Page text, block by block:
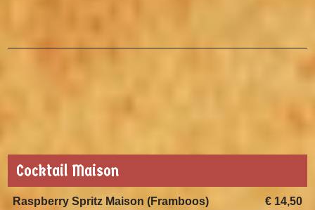
Cocktail Maison
€ 14,50
Raspberry Spritz Maison (Framboos)